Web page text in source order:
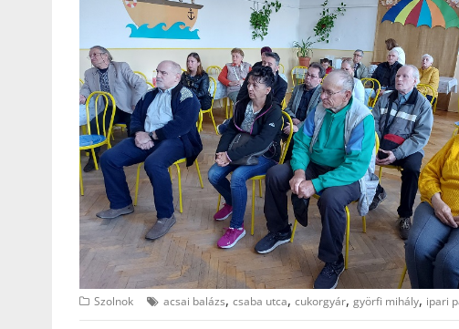
Szolnok acsai balázs, csaba utca, cukorgyár, györfi mihály, ipari